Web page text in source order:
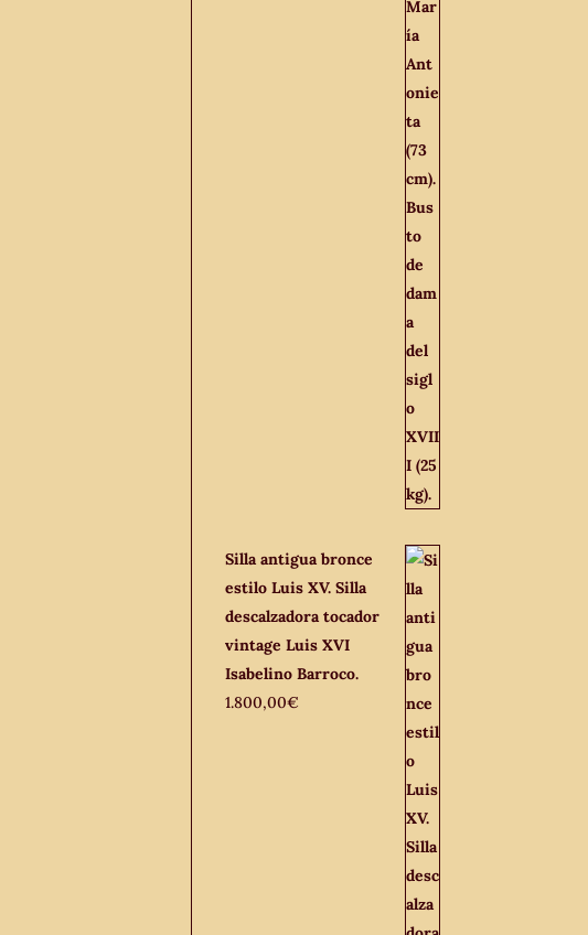
Silla antigua bronce
estilo Luis XV. Silla
descalzadora tocador
vintage Luis XVI
Isabelino Barroco.
1.800,00€